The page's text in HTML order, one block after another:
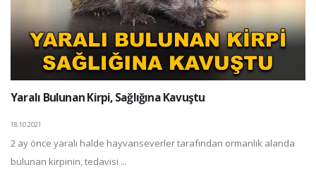
Yaralı Bulunan Kirpi, Sağlığına Kavuştu
18.10.2021
2 ay önce yaralı halde hayvanseverler tarafından ormanlık alanda
bulunan kirpinin, tedavisi ...